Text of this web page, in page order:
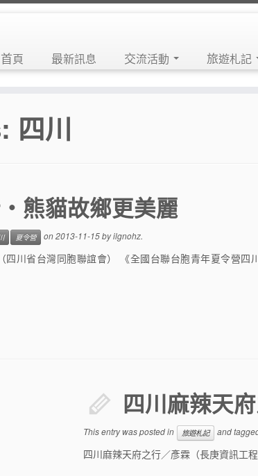
首頁 最新訊息 交流活動 旅遊札記
四川
熊貓故鄉更美麗
夏令營 on2013-11-15byilgnohz.
川省台灣同胞聯誼會） 《全國台聯台胞青年夏令營四
四川麻辣天
This entry was posted in 旅遊札記 and
四川麻辣天府之行／彥霖（長庚資訊